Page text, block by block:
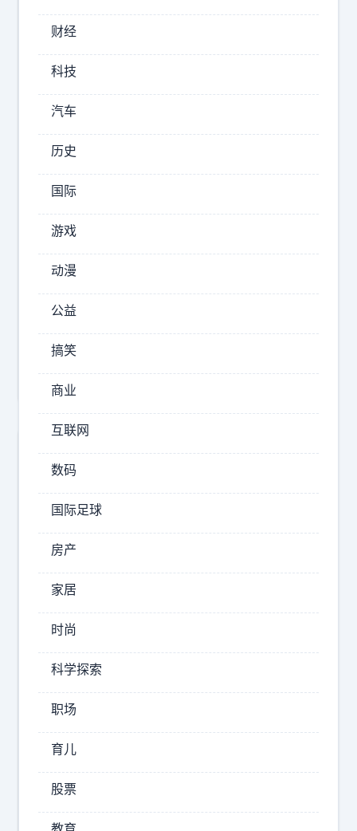
不
！
拆
了
那
座
塔
，
2026-
08-
07
16:27
钓
鱼
岛
的
灯
塔
，
为
中
闹
得
再
凶
我
们
不
拆
菲
宾
向
美
，
新
加
财经
科技
汽车
历史
国际
游戏
动漫
公益
搞笑
商业
互联网
数码
国际足球
房产
家居
时尚
科学探索
职场
育儿
股票